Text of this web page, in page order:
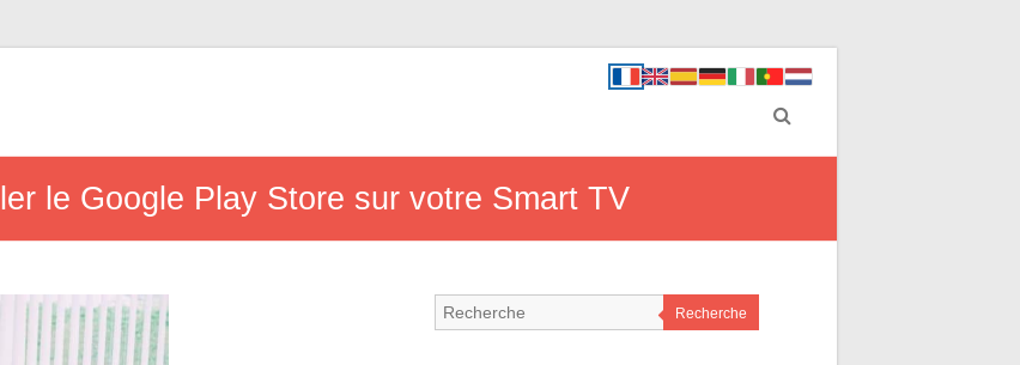
le Google Play Store sur votre Smart TV
Recherche